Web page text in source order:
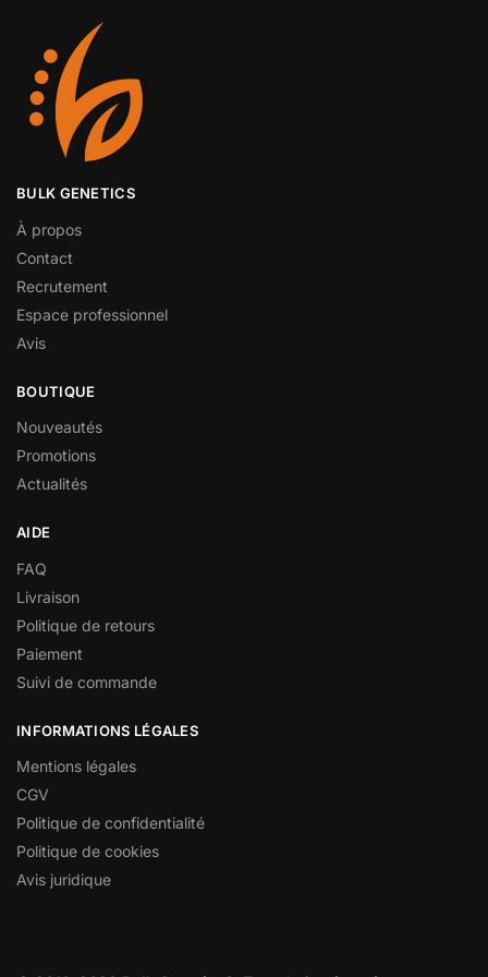
BULK GENETICS
À propos
Contact
Recrutement
Espace professionnel
Avis
BOUTIQUE
Nouveautés
Promotions
Actualités
AIDE
FAQ
Livraison
Politique de retours
Paiement
Suivi de commande
INFORMATIONS LÉGALES
Mentions légales
CGV
Politique de confidentialité
Politique de cookies
Avis juridique